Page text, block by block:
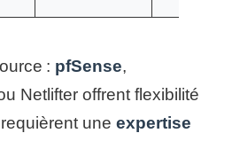
: pfSense,
Netlifter offrent flexibilité
une expertise